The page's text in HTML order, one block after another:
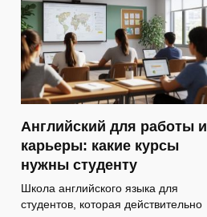
Английский для работы и
карьеры: какие курсы
нужны студенту
Школа английского языка для
студентов, которая действительно